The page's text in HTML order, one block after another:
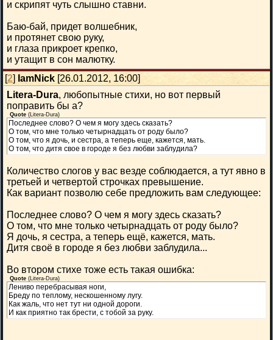
и скрипят чуть слышно ставни.
Баю-бай, придет волшебник,
и протянет свою руку,
и глаза прикроет крепко,
и утащит в сон малютку.
[2] IamNick [26.01.2012, 16:00]
Litera-Dura, любопытные стихи, но вот первый
поправить бы а?
Quote (Litera-Dura)
Последнее слово? О чем я могу здесь сказать?
О том, что мне только четырнадцать от роду было?
О том, что я дочь, и сестра, а теперь еще, кажется, мать.
О том, что дитя свое в городе я без любви заблудила?
Количество слогов у вас везде соблюдается, а тут явно в
третьей и четвертой строчках превышение.
Как вариант позволю себе предложить вам следующее:
Последнее слово? О чем я могу здесь сказать?
О том, что мне только четырнадцать от роду было?
Я дочь, я сестра, а теперь ещё, кажется, мать.
Дитя своё в городе я без любви заблудила...
Во втором стихе тоже есть такая ошибка:
Quote (Litera-Dura)
Лениво перебрасывая ноги,
Бреду по теплому, нескошенному лугу.
Как жаль, что нет тут ни одной дороги.
И как приятно так брести, с тобой за руку.